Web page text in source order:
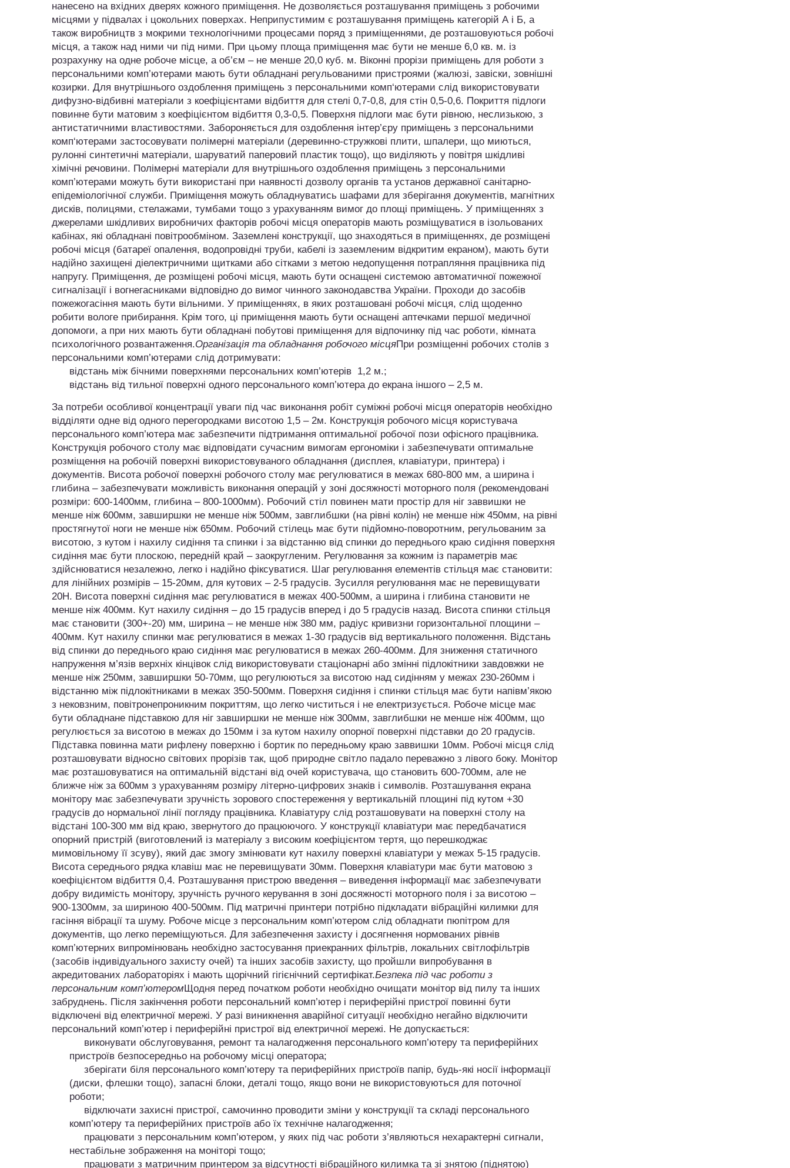
нанесено на вхідних дверях кожного приміщення. Не дозволяється розташування приміщень з робочими
місцями у підвалах і цокольних поверхах. Неприпустимим є розташування приміщень категорій А і Б, а
також виробництв з мокрими технологічними процесами поряд з приміщеннями, де розташовуються робочі
місця, а також над ними чи під ними. При цьому площа приміщення має бути не менше 6,0 кв. м. із
розрахунку на одне робоче місце, а об’єм – не менше 20,0 куб. м. Віконні прорізи приміщень для роботи з
персональними комп’ютерами мають бути обладнані регульованими пристроями (жалюзі, завіски, зовнішні
козирки. Для внутрішнього оздоблення приміщень з персональними комп‘ютерами слід використовувати
дифузно-відбивні матеріали з коефіцієнтами відбиття для стелі 0,7-0,8, для стін 0,5-0,6. Покриття підлоги
повинне бути матовим з коефіцієнтом відбиття 0,3-0,5. Поверхня підлоги має бути рівною, неслизькою, з
антистатичними властивостями. Забороняється для оздоблення інтер’єру приміщень з персональними
комп‘ютерами застосовувати полімерні матеріали (деревинно-стружкові плити, шпалери, що миються,
рулонні синтетичні матеріали, шаруватий паперовий пластик тощо), що виділяють у повітря шкідливі
хімічні речовини. Полімерні матеріали для внутрішнього оздоблення приміщень з персональними
комп’ютерами можуть бути використані при наявності дозволу органів та установ державної санітарно-
епідеміологічної служби. Приміщення можуть обладнуватись шафами для зберігання документів, магнітних
дисків, полицями, стелажами, тумбами тощо з урахуванням вимог до площі приміщень. У приміщеннях з
джерелами шкідливих виробничих факторів робочі місця операторів мають розміщуватися в ізольованих
кабінах, які обладнані повітрообміном. Заземлені конструкції, що знаходяться в приміщеннях, де розміщені
робочі місця (батареї опалення, водопровідні труби, кабелі із заземленим відкритим екраном), мають бути
надійно захищені діелектричними щитками або сітками з метою недопущення потрапляння працівника під
напругу. Приміщення, де розміщені робочі місця, мають бути оснащені системою автоматичної пожежної
сигналізації і вогнегасниками відповідно до вимог чинного законодавства України. Проходи до засобів
пожежогасіння мають бути вільними. У приміщеннях, в яких розташовані робочі місця, слід щоденно
робити вологе прибирання. Крім того, ці приміщення мають бути оснащені аптечками першої медичної
допомоги, а при них мають бути обладнані побутові приміщення для відпочинку під час роботи, кімната
психологічного розвантаження.Організація та обладнання робочого місцяПри розміщенні робочих столів з
персональними комп’ютерами слід дотримувати:
відстань між бічними поверхнями персональних комп’ютерів 1,2 м.;
відстань від тильної поверхні одного персонального комп’ютера до екрана іншого – 2,5 м.
За потреби особливої концентрації уваги під час виконання робіт суміжні робочі місця операторів необхідно
відділяти одне від одного перегородками висотою 1,5 – 2м. Конструкція робочого місця користувача
персонального комп’ютера має забезпечити підтримання оптимальної робочої пози офісного працівника.
Конструкція робочого столу має відповідати сучасним вимогам ергономіки і забезпечувати оптимальне
розміщення на робочій поверхні використовуваного обладнання (дисплея, клавіатури, принтера) і
документів. Висота робочої поверхні робочого столу має регулюватися в межах 680-800 мм, а ширина і
глибина – забезпечувати можливість виконання операцій у зоні досяжності моторного поля (рекомендовані
розміри: 600-1400мм, глибина – 800-1000мм). Робочий стіл повинен мати простір для ніг заввишки не
менше ніж 600мм, завширшки не менше ніж 500мм, завглибшки (на рівні колін) не менше ніж 450мм, на рівні
простягнутої ноги не менше ніж 650мм. Робочий стілець має бути підйомно-поворотним, регульованим за
висотою, з кутом і нахилу сидіння та спинки і за відстанню від спинки до переднього краю сидіння поверхня
сидіння має бути плоскою, передній край – заокругленим. Регулювання за кожним із параметрів має
здійснюватися незалежно, легко і надійно фіксуватися. Шаг регулювання елементів стільця має становити:
для лінійних розмірів – 15-20мм, для кутових – 2-5 градусів. Зусилля регулювання має не перевищувати
20Н. Висота поверхні сидіння має регулюватися в межах 400-500мм, а ширина і глибина становити не
менше ніж 400мм. Кут нахилу сидіння – до 15 градусів вперед і до 5 градусів назад. Висота спинки стільця
має становити (300+-20) мм, ширина – не менше ніж 380 мм, радіус кривизни горизонтальної площини –
400мм. Кут нахилу спинки має регулюватися в межах 1-30 градусів від вертикального положення. Відстань
від спинки до переднього краю сидіння має регулюватися в межах 260-400мм. Для зниження статичного
напруження м’язів верхніх кінцівок слід використовувати стаціонарні або змінні підлокітники завдовжки не
менше ніж 250мм, завширшки 50-70мм, що регулюються за висотою над сидінням у межах 230-260мм і
відстанню між підлокітниками в межах 350-500мм. Поверхня сидіння і спинки стільця має бути напівм’якою
з нековзним, повітронепроникним покриттям, що легко чиститься і не електризується. Робоче місце має
бути обладнане підставкою для ніг завширшки не менше ніж 300мм, завглибшки не менше ніж 400мм, що
регулюється за висотою в межах до 150мм і за кутом нахилу опорної поверхні підставки до 20 градусів.
Підставка повинна мати рифлену поверхню і бортик по передньому краю заввишки 10мм. Робочі місця слід
розташовувати відносно світових прорізів так, щоб природне світло падало переважно з лівого боку. Монітор
має розташовуватися на оптимальній відстані від очей користувача, що становить 600-700мм, але не
ближче ніж за 600мм з урахуванням розміру літерно-цифрових знаків і символів. Розташування екрана
монітору має забезпечувати зручність зорового спостереження у вертикальній площині під кутом +30
градусів до нормальної лінії погляду працівника. Клавіатуру слід розташовувати на поверхні столу на
відстані 100-300 мм від краю, звернутого до працюючого. У конструкції клавіатури має передбачатися
опорний пристрій (виготовлений із матеріалу з високим коефіцієнтом тертя, що перешкоджає
мимовільному її зсуву), який дає змогу змінювати кут нахилу поверхні клавіатури у межах 5-15 градусів.
Висота середнього рядка клавіш має не перевищувати 30мм. Поверхня клавіатури має бути матовою з
коефіцієнтом відбиття 0,4. Розташування пристрою введення – виведення інформації має забезпечувати
добру видимість монітору, зручність ручного керування в зоні досяжності моторного поля і за висотою –
900-1300мм, за шириною 400-500мм. Під матричні принтери потрібно підкладати вібраційні килимки для
гасіння вібрації та шуму. Робоче місце з персональним комп’ютером слід обладнати пюпітром для
документів, що легко переміщуються. Для забезпечення захисту і досягнення нормованих рівнів
комп’ютерних випромінювань необхідно застосування приекранних фільтрів, локальних світлофільтрів
(засобів індивідуального захисту очей) та інших засобів захисту, що пройшли випробування в
акредитованих лабораторіях і мають щорічний гігієнічний сертифікат.Безпека під час роботи з
персональним комп’ютеромЩодня перед початком роботи необхідно очищати монітор від пилу та інших
забруднень. Після закінчення роботи персональний комп’ютер і периферійні пристрої повинні бути
відключені від електричної мережі. У разі виникнення аварійної ситуації необхідно негайно відключити
персональний комп’ютер і периферійні пристрої від електричної мережі. Не допускається:
виконувати обслуговування, ремонт та налагодження персонального комп’ютеру та периферійних
пристроїв безпосередньо на робочому місці оператора;
зберігати біля персонального комп’ютеру та периферійних пристроїв папір, будь-які носії інформації
(диски, флешки тощо), запасні блоки, деталі тощо, якщо вони не використовуються для поточної
роботи;
відключати захисні пристрої, самочинно проводити зміни у конструкції та складі персонального
комп’ютеру та периферійних пристроїв або їх технічне налагодження;
працювати з персональним комп’ютером, у яких під час роботи з’являються нехарактерні сигнали,
нестабільне зображення на моніторі тощо;
працювати з матричним принтером за відсутності вібраційного килимка та зі знятою (піднятою)